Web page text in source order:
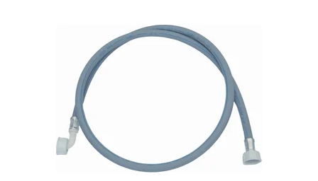
Napouštěcí hadice JOLLY v celkové délce 3,5 m,
3/4“ dodávaná včetně těsnění. Hadice je určená
pro všechny druhy praček a myček nádobí.
Jedna strana obsahuje přímou koncovku a
druhá strana obsahuje koncovku s kolínkem.
Dostupnost: